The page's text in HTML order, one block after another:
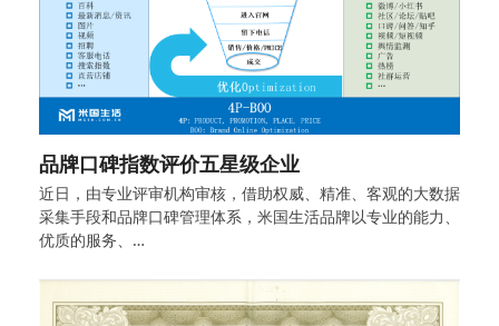
品牌口碑指数评价五星级企业
近日，由专业评审机构审核，借助权威、精准、客观的大数据
采集手段和品牌口碑管理体系，米国生活品牌以专业的能力、
优质的服务、…